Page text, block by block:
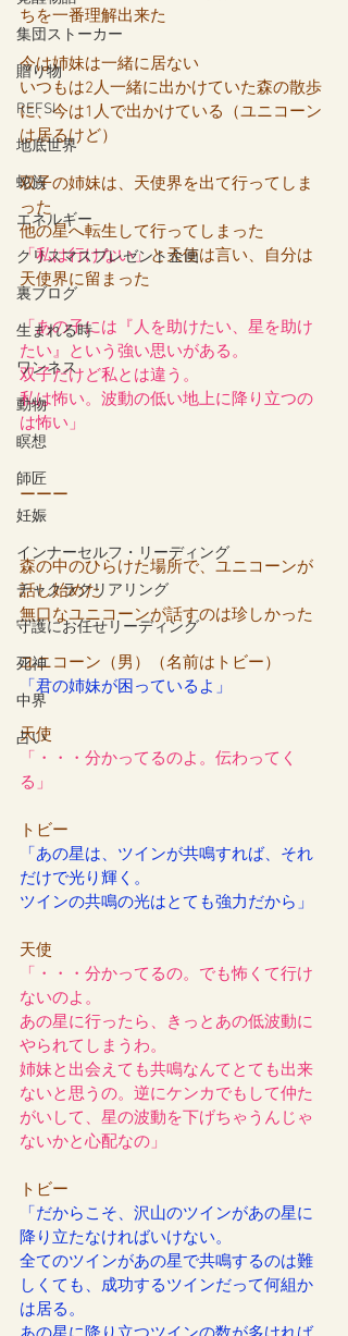
集団ストーカー
贈り物
REFSI
地底世界
蛇族
エネルギー
クリスマスプレゼント企画
裏ブログ
生まれる時
ワンネス
動物
瞑想
師匠
妊娠
インナーセルフ・リーディング
チャクラクリアリング
守護にお任せリーディング
死神
中界
占い
ちを一番理解出来た
今は姉妹は一緒に居ない
いつもは2人一緒に出かけていた森の散歩
に、今は1人で出かけている（ユニコーン
は居るけど）
双子の姉妹は、天使界を出て行ってしま
った
他の星へ転生して行ってしまった
「私は行けない」と天使は言い、自分は
天使界に留まった
「あの子には『人を助けたい、星を助け
たい』という強い思いがある。
双子だけど私とは違う。
私は怖い。波動の低い地上に降り立つの
は怖い」
ーーー
森の中のひらけた場所で、ユニコーンが
話し始めた
無口なユニコーンが話すのは珍しかった
ユニコーン（男）（名前はトビー）
「君の姉妹が困っているよ」
天使
「・・・分かってるのよ。伝わってく
る」
トビー
「あの星は、ツインが共鳴すれば、それ
だけで光り輝く。
ツインの共鳴の光はとても強力だから」
天使
「・・・分かってるの。でも怖くて行け
ないのよ。
あの星に行ったら、きっとあの低波動に
やられてしまうわ。
姉妹と出会えても共鳴なんてとても出来
ないと思うの。逆にケンカでもして仲た
がいして、星の波動を下げちゃうんじゃ
ないかと心配なの」
トビー
「だからこそ、沢山のツインがあの星に
降り立たなければいけない。
全てのツインがあの星で共鳴するのは難
しくても、成功するツインだって何組か
は居る。